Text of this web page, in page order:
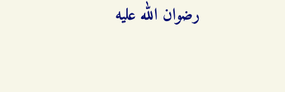
رضوان الله عليه